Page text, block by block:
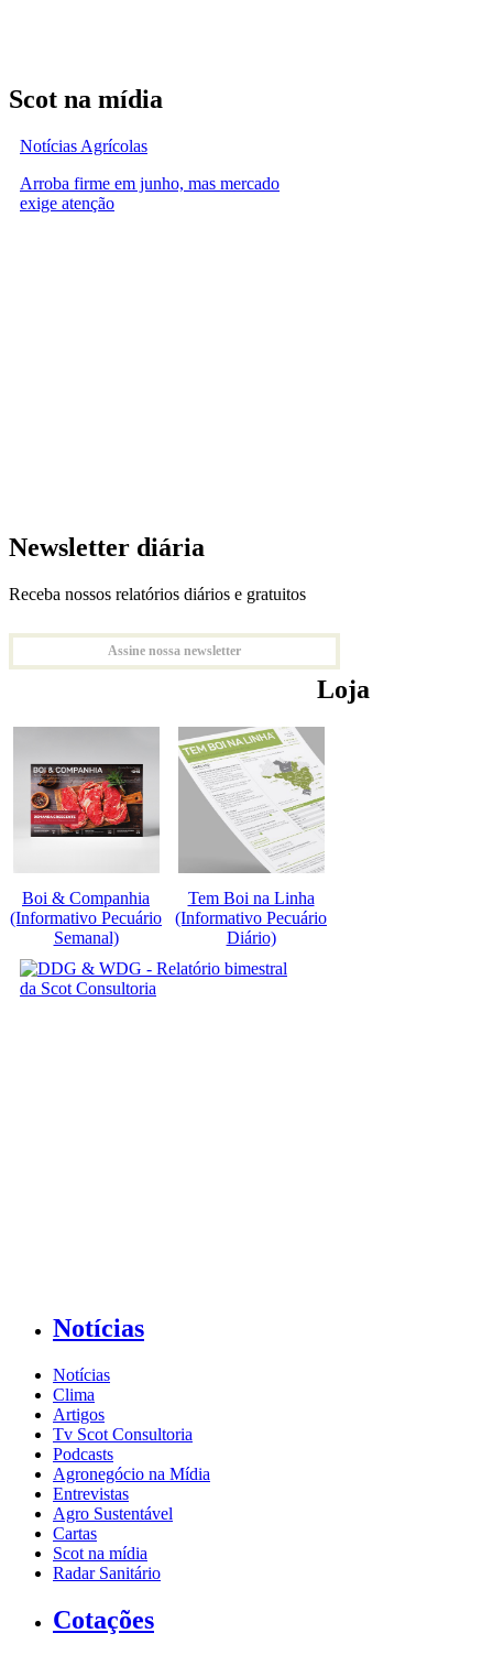
Scot na mídia
Notícias Agrícolas
Arroba firme em junho, mas mercado
exige atenção
Newsletter diária
Receba nossos relatórios diários e gratuitos
Assine nossa newsletter
Loja
Boi & Companhia
(Informativo Pecuário
Semanal)
Tem Boi na Linha
(Informativo Pecuário
Diário)
Notícias
Notícias
Clima
Artigos
Tv Scot Consultoria
Podcasts
Agronegócio na Mídia
Entrevistas
Agro Sustentável
Cartas
Scot na mídia
Radar Sanitário
Cotações